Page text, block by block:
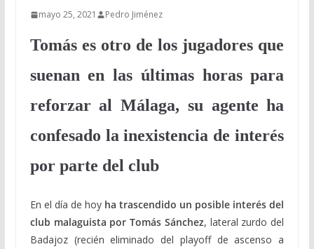
mayo 25, 2021 Pedro Jiménez
Tomás es otro de los jugadores que
suenan en las últimas horas para
reforzar al Málaga, su agente ha
confesado la inexistencia de interés
por parte del club
En el día de hoy ha trascendido un posible interés del
club malaguista por Tomás Sánchez, lateral zurdo del
Badajoz (recién eliminado del playoff de ascenso a